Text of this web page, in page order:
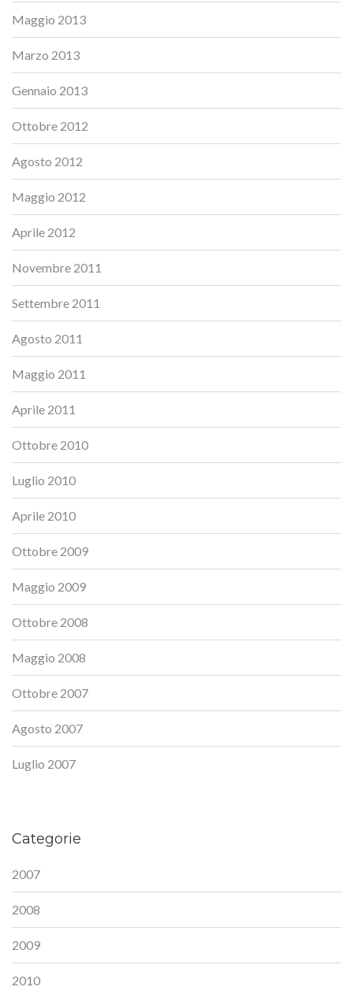
Maggio 2013
Marzo 2013
Gennaio 2013
Ottobre 2012
Agosto 2012
Maggio 2012
Aprile 2012
Novembre 2011
Settembre 2011
Agosto 2011
Maggio 2011
Aprile 2011
Ottobre 2010
Luglio 2010
Aprile 2010
Ottobre 2009
Maggio 2009
Ottobre 2008
Maggio 2008
Ottobre 2007
Agosto 2007
Luglio 2007
Categorie
2007
2008
2009
2010